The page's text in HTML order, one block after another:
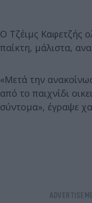
Ο Τζέιμς Καφετζής
παίκτη, μάλιστα,
«Μετά την
από το παιχνίδι
σύντομα», έγραψε